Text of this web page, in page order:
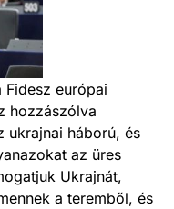
Fidesz európai
hozzászólva
ukrajnai háború, és
az üres
Ukrajnát,
a teremből, és